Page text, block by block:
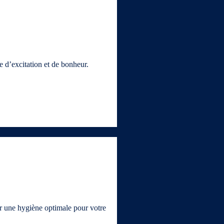
d’excitation et de bonheur.
une hygiène optimale pour votre